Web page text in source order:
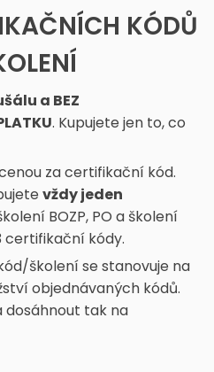
KÓDŮ
a BEZ
. Kupujete jen to, co
za certifikační kód.
vždy jeden
BOZP, PO a školení
certifikační kódy.
školení se stanovuje na
objednávaných kódů.
tak na